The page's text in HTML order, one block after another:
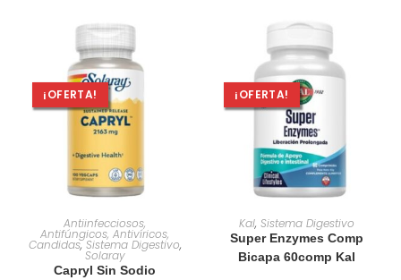
¡OFERTA!
AÑADIR AL CARRITO
Antiinfecciosos,
Antifúngicos, Antivíricos,
Candidas,Sistema Digestivo,
Solaray
Capryl Sin Sodio
¡OFERTA!
AÑADIR AL CARRITO
Kal, Sistema Digestivo
Super Enzymes Comp
Bicapa 60comp Kal